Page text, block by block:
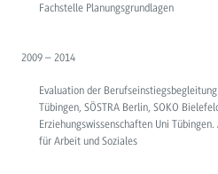
Fachstelle Planungsgrundlagen
2009 – 2014
Evaluation der
Tübingen, SÖSTRA Berlin, SOKO
Erziehungswissenschaften Uni
für Arbeit und Soziales